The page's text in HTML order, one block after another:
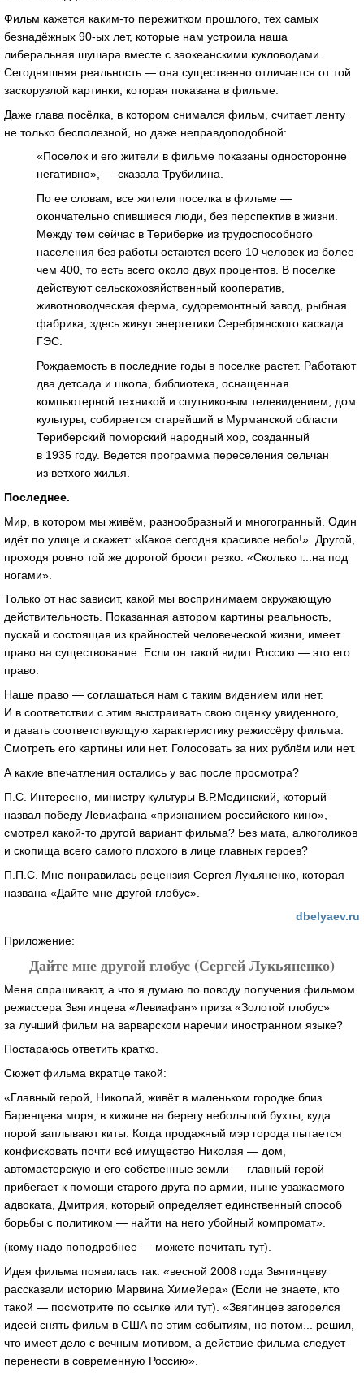
Фильм кажется каким-то пережитком прошлого, тех самых
безнадёжных 90-ых лет, которые нам устроила наша
либеральная шушара вместе с заокеанскими кукловодами.
Сегодняшняя реальность — она существенно отличается от той
заскорузлой картинки, которая показана в фильме.
Даже глава посёлка, в котором снимался фильм, считает ленту
не только бесполезной, но даже неправдоподобной:
«Поселок и его жители в фильме показаны односторонне
негативно», — сказала Трубилина.
По ее словам, все жители поселка в фильме —
окончательно спившиеся люди, без перспектив в жизни.
Между тем сейчас в Териберке из трудоспособного
населения без работы остаются всего 10 человек из более
чем 400, то есть всего около двух процентов. В поселке
действуют сельскохозяйственный кооператив,
животноводческая ферма, судоремонтный завод, рыбная
фабрика, здесь живут энергетики Серебрянского каскада
ГЭС.
Рождаемость в последние годы в поселке растет. Работают
два детсада и школа, библиотека, оснащенная
компьютерной техникой и спутниковым телевидением, дом
культуры, собирается старейший в Мурманской области
Териберский поморский народный хор, созданный
в 1935 году. Ведется программа переселения сельчан
из ветхого жилья.
Последнее.
Мир, в котором мы живём, разнообразный и многогранный. Один
идёт по улице и скажет: «Какое сегодня красивое небо!». Другой,
проходя ровно той же дорогой бросит резко: «Сколько г...на под
ногами».
Только от нас зависит, какой мы воспринимаем окружающую
действительность. Показанная автором картины реальность,
пускай и состоящая из крайностей человеческой жизни, имеет
право на существование. Если он такой видит Россию — это его
право.
Наше право — соглашаться нам с таким видением или нет.
И в соответствии с этим выстраивать свою оценку увиденного,
и давать соответствующую характеристику режиссёру фильма.
Смотреть его картины или нет. Голосовать за них рублём или нет.
А какие впечатления остались у вас после просмотра?
П.С. Интересно, министру культуры В.Р.Мединский, который
назвал победу Левиафана «признанием российского кино»,
смотрел какой-то другой вариант фильма? Без мата, алкоголиков
и скопища всего самого плохого в лице главных героев?
П.П.С. Мне понравилась рецензия Сергея Лукьяненко, которая
названа «Дайте мне другой глобус».
dbelyaev.ru
Приложение:
Дайте мне другой глобус (Сергей Лукьяненко)
Меня спрашивают, а что я думаю по поводу получения фильмом
режиссера Звягинцева «Левиафан» приза «Золотой глобус»
за лучший фильм на варварском наречии иностранном языке?
Постараюсь ответить кратко.
Сюжет фильма вкратце такой:
«Главный герой, Николай, живёт в маленьком городке близ
Баренцева моря, в хижине на берегу небольшой бухты, куда
порой заплывают киты. Когда продажный мэр города пытается
конфисковать почти всё имущество Николая — дом,
автомастерскую и его собственные земли — главный герой
прибегает к помощи старого друга по армии, ныне уважаемого
адвоката, Дмитрия, который определяет единственный способ
борьбы с политиком — найти на него убойный компромат».
(кому надо поподробнее — можете почитать тут).
Идея фильма появилась так: «весной 2008 года Звягинцеву
рассказали историю Марвина Химейера» (Если не знаете, кто
такой — посмотрите по ссылке или тут). «Звягинцев загорелся
идеей снять фильм в США по этим событиям, но потом... решил,
что имеет дело с вечным мотивом, а действие фильма следует
перенести в современную Россию».